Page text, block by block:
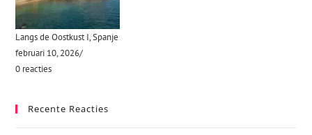
Langs de Oostkust I, Spanje
februari 10, 2026/
0 reacties
Recente Reacties